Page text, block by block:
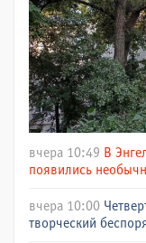
вчера 10:49 В
появились
вчера 10:00
творческий